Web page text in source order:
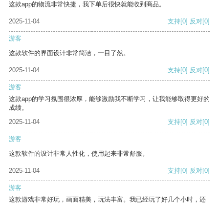
这款app的物流非常快捷，我下单后很快就能收到商品。
2025-11-04 支持[0] 反对[0]
游客
这款软件的界面设计非常简洁，一目了然。
2025-11-04 支持[0] 反对[0]
游客
这款app的学习氛围很浓厚，能够激励我不断学习，让我能够取得更好的
成绩。
2025-11-04
支持[0] 反对[0]
游客
这款软件的设计非常人性化，使用起来非常舒服。
2025-11-04 支持[0] 反对[0]
游客
这款游戏非常好玩，画面精美，玩法丰富。我已经玩了好几个小时，还